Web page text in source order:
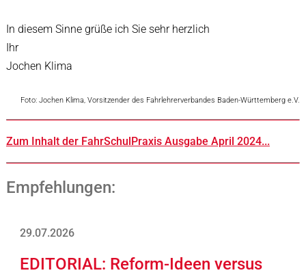
In diesem Sinne grüße ich Sie sehr herzlich
Ihr
Jochen Klima
Foto: Jochen Klima, Vorsitzender des Fahrlehrerverbandes Baden-Württemberg e.V.
Zum Inhalt der FahrSchulPraxis Ausgabe April 2024...
Empfehlungen:
29.07.2026
EDITORIAL: Reform-Ideen versus